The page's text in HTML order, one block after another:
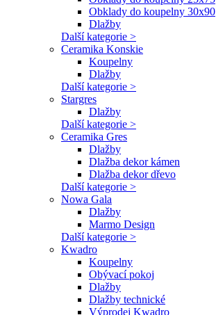
Obklady do koupelny 30x90
Dlažby
Další kategorie >
Ceramika Konskie
Koupelny
Dlažby
Další kategorie >
Stargres
Dlažby
Další kategorie >
Ceramika Gres
Dlažby
Dlažba dekor kámen
Dlažba dekor dřevo
Další kategorie >
Nowa Gala
Dlažby
Marmo Design
Další kategorie >
Kwadro
Koupelny
Obývací pokoj
Dlažby
Dlažby technické
Výprodej Kwadro